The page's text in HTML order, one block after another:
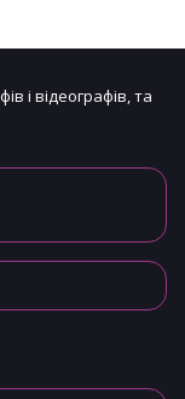
і відеографів, та